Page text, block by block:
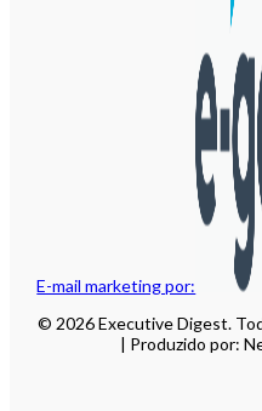
E-mail marketing por:
© 2026 Executive Digest.
| Produzido por: